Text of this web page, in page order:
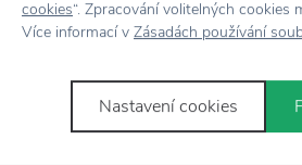
Stojí za
cookies“. Zpracování volitelných cookies
Více informací v Zásadách používání
Nastavení cookies